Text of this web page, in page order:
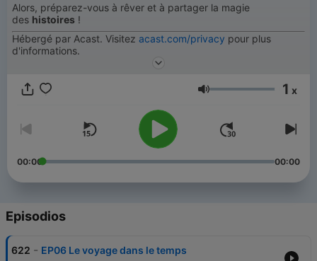
Alors, préparez-vous à rêver et à partager la magie
des histoires !
Hébergé par Acast. Visitez acast.com/privacy pour plus
d'informations.
Volumen 1 x
00:00 00:00
Episodios
622 - EP06 Le voyage dans le temps